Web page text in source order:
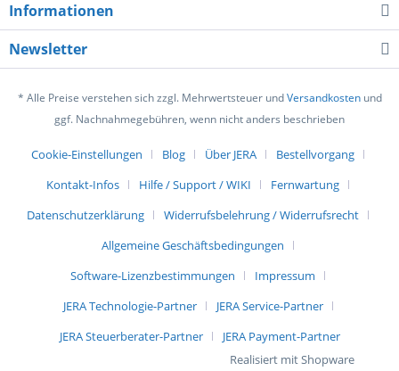
Informationen
Newsletter
* Alle Preise verstehen sich zzgl. Mehrwertsteuer undVersandkostenund
ggf. Nachnahmegebühren, wenn nicht anders beschrieben
Cookie-Einstellungen Blog Über JERA
Bestellvorgang
Kontakt-Infos
Hilfe / Support / WIKI
Fernwartung
Datenschutzerklärung
Widerrufsbelehrung / Widerrufsrecht
Allgemeine Geschäftsbedingungen
Software-Lizenzbestimmungen
Impressum
JERA Technologie-Partner
JERA Service-Partner
JERA Steuerberater-Partner
JERA Payment-Partner
Realisiert mit Shopware